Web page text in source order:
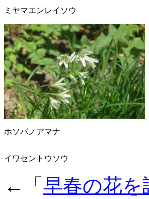
ミヤマエンレイソウ
ホソバノアマナ
イワセントウソウ
←「 早春の花を